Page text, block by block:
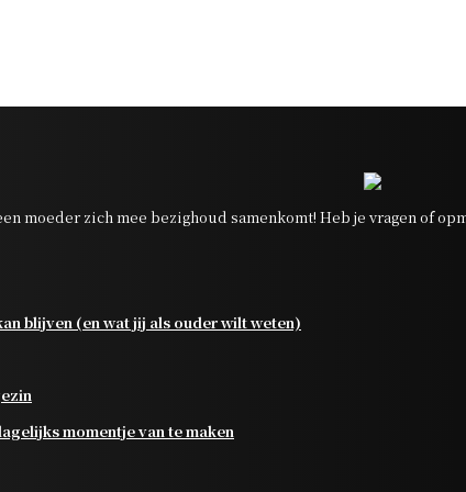
moeder zich mee bezighoud samenkomt! Heb je vragen of
blijven (en wat jij als ouder wilt weten)
momentje van te maken